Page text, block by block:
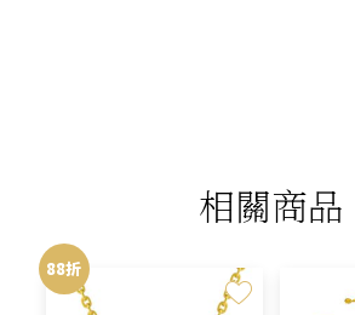
相關商品
88折